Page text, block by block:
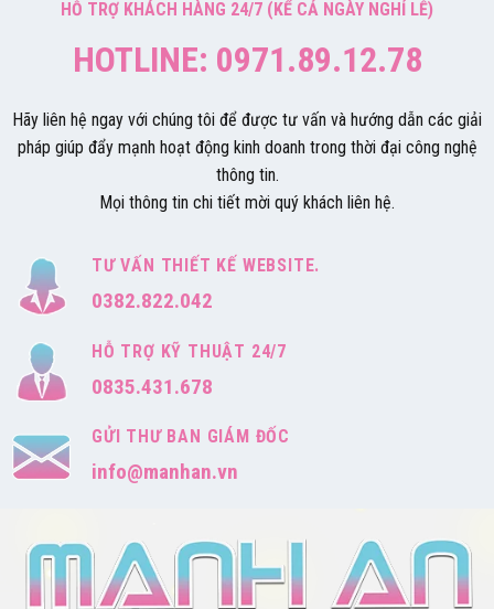
HỖ TRỢ KHÁCH HÀNG 24/7 (KỂ CẢ NGÀY NGHỈ LỄ)
HOTLINE: 0971.89.12.78
Hãy liên hệ ngay với chúng tôi để được tư vấn và hướng dẫn các giải
pháp giúp đẩy mạnh hoạt động kinh doanh trong thời đại công nghệ
thông tin.
Mọi thông tin chi tiết mời quý khách liên hệ.
TƯ VẤN THIẾT KẾ WEBSITE.
0382.822.042
HỖ TRỢ KỸ THUẬT 24/7
0835.431.678
GỬI THƯ BAN GIÁM ĐỐC
info@manhan.vn